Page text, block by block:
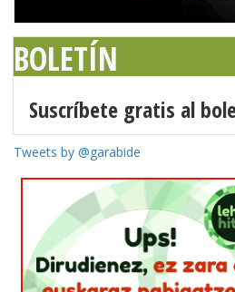
BOLETÍN
Suscríbete gratis al
Tweets by @garabide